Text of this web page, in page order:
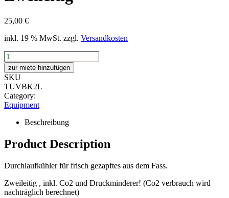
25,00 €
inkl. 19 % MwSt. zzgl. Versandkosten
Bierkühler;
Durchlaufkühler
Zweileitig
Menge
zur miete hinzufügen
SKU
TUVBK2L
Category:
Equipment
Beschreibung
Product Description
Durchlaufkühler für frisch gezapftes aus dem Fass.
Zweileitig , inkl. Co2 und Druckminderer! (Co2 verbrauch wird
nachträglich berechnet)